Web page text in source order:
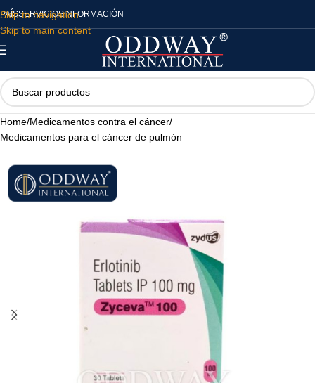
Skip to navigation
Skip to main content
PAÍSSERVICIOSINFORMACIÓN
Home/Medicamentos contra el cáncer/
Medicamentos para el cáncer de pulmón